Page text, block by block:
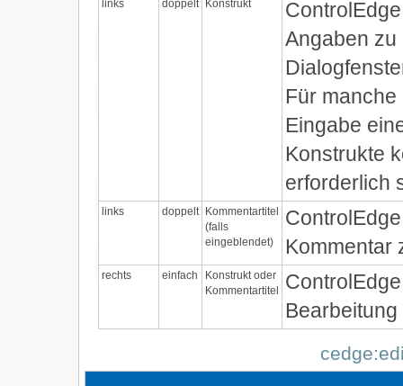
links doppelt Konstrukt
Angaben zu
Für
Eingabe
Konstrukte
erforderlich
links doppelt
Kommentartitel
(falls
eingeblendet)
Kommentar
rechts einfach
Konstrukt oder
Kommentartitel